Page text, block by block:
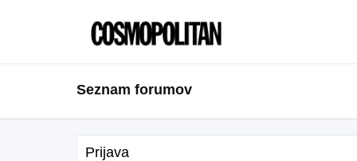
Seznam forumov
Prijava